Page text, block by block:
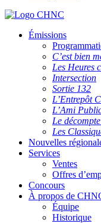
Émissions
C’est bien
Les Heures
Intersection
Sortie 132
L’Entrepôt
L’Ami
Le
Les
Nouvelles
Services
Ventes
Offres
Concours
À propos de
Équipe
Historique